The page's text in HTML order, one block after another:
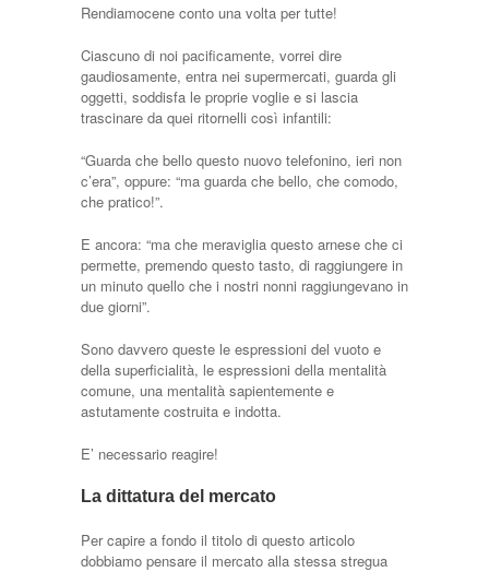
Rendiamocene conto una volta per tutte!
Ciascuno di noi pacificamente, vorrei dire
gaudiosamente, entra nei supermercati, guarda gli
oggetti, soddisfa le proprie voglie e si lascia
trascinare da quei ritornelli così infantili:
“Guarda che bello questo nuovo telefonino, ieri non
c’era”, oppure: “ma guarda che bello, che comodo,
che pratico!”.
E ancora: “ma che meraviglia questo arnese che ci
permette, premendo questo tasto, di raggiungere in
un minuto quello che i nostri nonni raggiungevano in
due giorni”.
Sono davvero queste le espressioni del vuoto e
della superficialità, le espressioni della mentalità
comune, una mentalità sapientemente e
astutamente costruita e indotta.
E’ necessario reagire!
La dittatura del mercato
Per capire a fondo il titolo di questo articolo
dobbiamo pensare il mercato alla stessa stregua